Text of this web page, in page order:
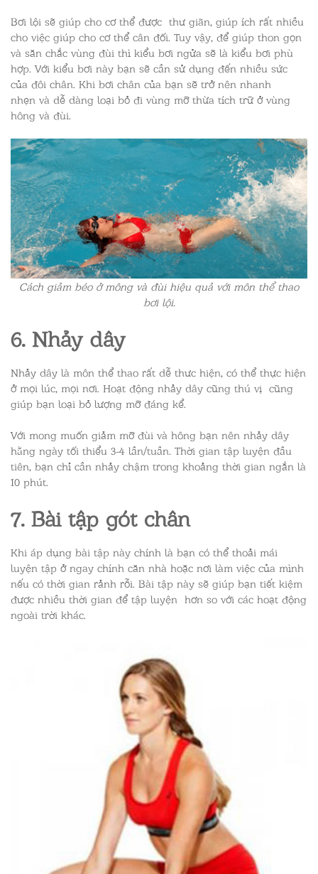
Bơi lội sẽ giúp cho cơ thể được thư giãn, giúp ích rất nhiều
cho việc giúp cho cơ thể cân đối. Tuy vậy, để giúp thon gọn
và săn chắc vùng đùi thì kiểu bơi ngửa sẽ là kiểu bơi phù
hợp. Với kiểu bơi này bạn sẽ cần sử dụng đến nhiều sức
của đôi chân. Khi bơi chân của bạn sẽ trở nên nhanh
nhẹn và dễ dàng loại bỏ đi vùng mỡ thừa tích trữ ở vùng
hông và đùi.
Cách giảm béo ở mông và đùi hiệu quả với môn thể thao
bơi lội.
6. Nhảy dây
Nhảy dây là môn thể thao rất dễ thưc hiện, có thể thực hiện
ở mọi lúc, mọi nơi. Hoạt động nhảy dây cũng thú vị cũng
giúp bạn loại bỏ lượng mỡ đáng kể.
Với mong muốn giảm mỡ đùi và hông bạn nên nhảy dây
hằng ngày tối thiểu 3-4 lần/tuần. Thời gian tập luyện đầu
tiên, bạn chỉ cần nhảy chậm trong khoảng thời gian ngắn là
10 phút.
7. Bài tập gót chân
Khi áp dụng bài tập này chính là bạn có thể thoải mái
luyện tập ở ngay chính căn nhà hoặc nơi làm việc của mình
nếu có thời gian rảnh rỗi. Bài tập này sẽ giúp bạn tiết kiệm
được nhiều thời gian để tập luyện hơn so với các hoạt động
ngoài trời khác.